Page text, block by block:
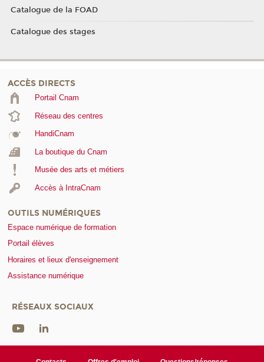
Catalogue de la FOAD
Catalogue des stages
ACCÈS DIRECTS
Portail Cnam
Réseau des centres
HandiCnam
La boutique du Cnam
Musée des arts et métiers
Accès à IntraCnam
OUTILS NUMÉRIQUES
Espace numérique de formation
Portail élèves
Horaires et lieux d'enseignement
Assistance numérique
RÉSEAUX SOCIAUX